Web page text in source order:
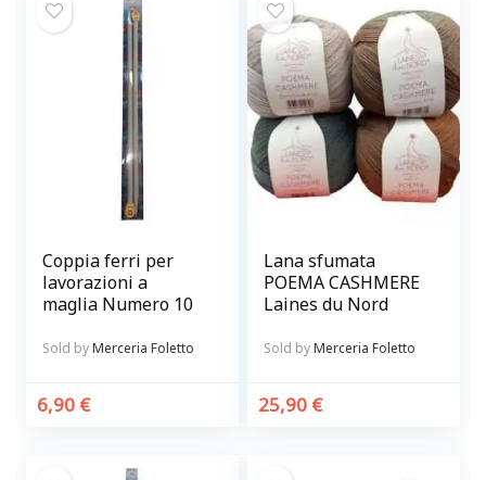
Coppia ferri per
lavorazioni a
maglia Numero 10
Sold byMerceria Foletto
6,90 €
Lana sfumata
POEMA CASHMERE
Laines du Nord
Sold byMerceria Foletto
25,90 €